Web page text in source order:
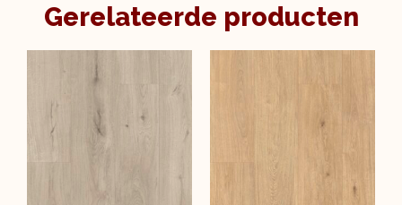
Gerelateerde producten